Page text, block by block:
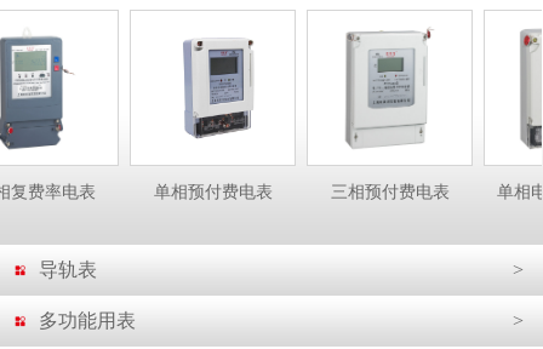
电表 单相预付费电表 三相预付费电表 单相电子表
导轨表 >
多功能用表 >